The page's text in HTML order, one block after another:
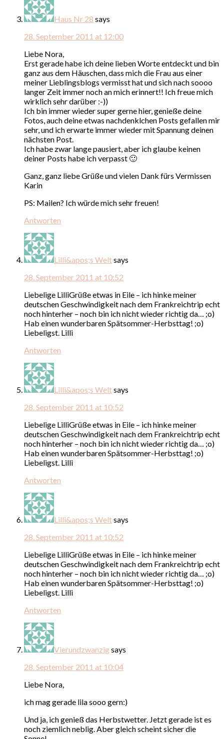
Haus Nr 28 says
28. September 2011 at 12:00
Liebe Nora,
Erst gerade habe ich deine lieben Worte entdeckt und bin
ganz aus dem Häuschen, dass mich die Frau aus einer
meiner Lieblingsblogs vermisst hat und sich nach soooo
langer Zeit immer noch an mich erinnert!! Ich freue mich
wirklich sehr darüber :-))
Ich bin immer wieder super gerne hier, genieße deine
Fotos, auch deine etwas nachdenklchen Posts gefallen mir
sehr, und ich erwarte immer wieder mit Spannung deinen
nächsten Post.
Ich habe zwar lange pausiert, aber ich glaube keinen
deiner Posts habe ich verpasst 🙂
Ganz, ganz liebe Grüße und vielen Dank fürs Vermissen
Karin
PS: Mailen? Ich würde mich sehr freuen!
Antworten
Lilli&apos;s Weltsays
28. September 2011 at 10:52
Liebelige LilliGrüße etwas in Eile – ich hinke meiner
deutschen Geschwindigkeit nach dem Frankreichtrip echt
noch hinterher – noch bin ich nicht wieder richtig da… ;o)
Hab einen wunderbaren Spätsommer-Herbsttag! ;o)
Liebeligst. Lilli
Antworten
Lilli&apos;s Weltsays
28. September 2011 at 10:52
Liebelige LilliGrüße etwas in Eile – ich hinke meiner
deutschen Geschwindigkeit nach dem Frankreichtrip echt
noch hinterher – noch bin ich nicht wieder richtig da… ;o)
Hab einen wunderbaren Spätsommer-Herbsttag! ;o)
Liebeligst. Lilli
Antworten
Lilli&apos;s Weltsays
28. September 2011 at 10:52
Liebelige LilliGrüße etwas in Eile – ich hinke meiner
deutschen Geschwindigkeit nach dem Frankreichtrip echt
noch hinterher – noch bin ich nicht wieder richtig da… ;o)
Hab einen wunderbaren Spätsommer-Herbsttag! ;o)
Liebeligst. Lilli
Antworten
Vierundzwanzigsays
28. September 2011 at 10:04
Liebe Nora,
ich mag gerade lila sooo gern:)
Und ja, ich genieß das Herbstwetter. Jetzt gerade ist es
noch ziemlich neblig. Aber gleich scheint sicher die